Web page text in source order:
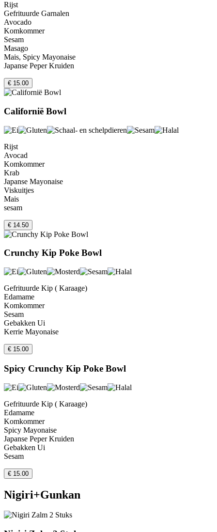
Rijst
Gefrituurde Garnalen
Avocado
Komkommer
Sesam
Masago
Mais, Spicy Mayonaise
Japanse Peper Kruiden
€ 15.00
Californië Bowl
Rijst
Avocad
Komkommer
Krab
Japanse Mayonaise
Viskuitjes
Mais
sesam
€ 14.50
Crunchy Kip Poke Bowl
Gefrituurde Kip ( Karaage)
Edamame
Komkommer
Sesam
Gebakken Ui
Kerrie Mayonaise
€ 15.00
Spicy Crunchy Kip Poke Bowl
Gefrituurde Kip ( Karaage)
Edamame
Komkommer
Spicy Mayonaise
Japanse Peper Kruiden
Gebakken Ui
Sesam
€ 15.00
Nigiri+Gunkan